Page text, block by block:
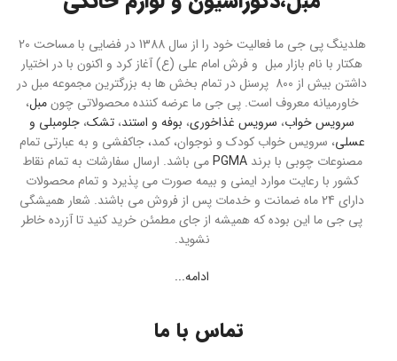
هلدینگ پی جی ما فعالیت خود را از سال 1388 در فضایی با مساحت 20
هکتار با نام بازار مبل و فرش امام علی (ع) آغاز کرد و اکنون با در اختیار
داشتن بیش از 800 پرسنل در تمام بخش ها به بزرگترین مجموعه مبل در
خاورمیانه معروف است. پی جی ما عرضه کننده محصولاتی چونمبل،
سرویس خواب، سرویس غذاخوری، بوفه و استند، تشک، جلومبلی و
عسلی، سرویس خواب کودک و نوجوان، کمد، جاکفشی و به عبارتی تمام
مصنوعات چوبی با برندPGMAمی باشد. ارسال سفارشات به تمام نقاط
کشور با رعایت موارد ایمنی و بیمه صورت می پذیرد و تمام محصولات
دارای 24 ماه ضمانت و خدمات پس از فروش می باشند. شعار همیشگی
پی جی ما این بوده که همیشه از جای مطمئن خرید کنید تا آزرده خاطر
نشوید.
ادامه...
تماس با ما